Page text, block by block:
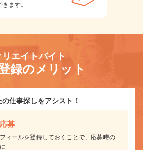
ます。
リエイトバイト
録のメリット
仕事探しをアシスト！
募
ィールを登録しておくことで、応募時の